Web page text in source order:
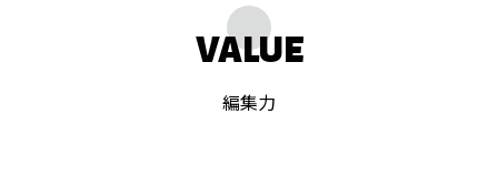
VALUE
編集力